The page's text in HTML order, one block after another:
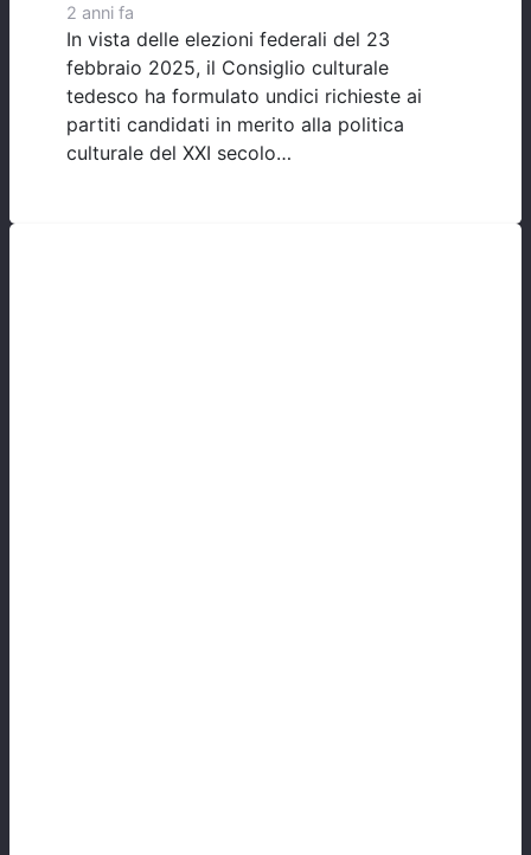
2 anni fa
In vista delle elezioni federali del 23
febbraio 2025, il Consiglio culturale
tedesco ha formulato undici richieste ai
partiti candidati in merito alla politica
culturale del XXI secolo…